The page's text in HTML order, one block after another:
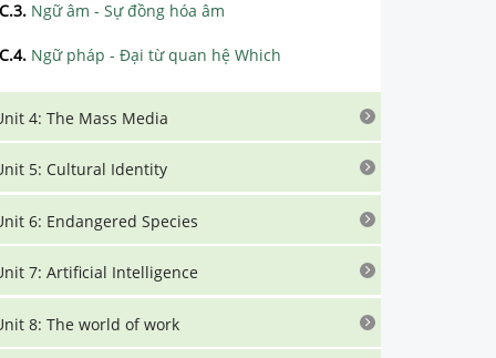
C.3. Ngữ âm - Sự đồng hóa âm
C.4. Ngữ pháp - Đại từ quan hệ Which
4: The Mass Media
5: Cultural Identity
6: Endangered Species
7: Artificial Intelligence
8: The world of work